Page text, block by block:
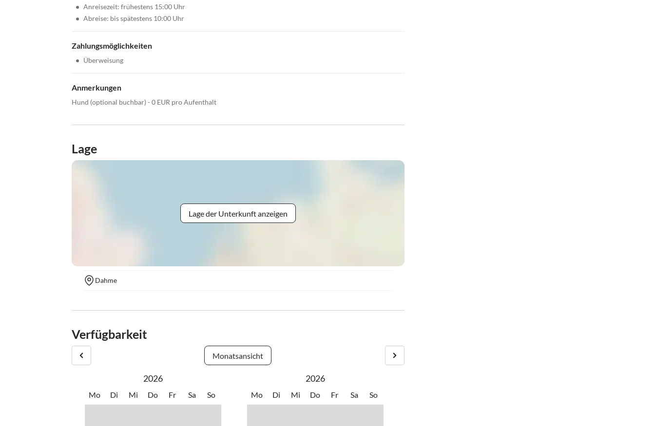
• Anreisezeit: frühestens 15:00 Uhr
• Abreise: bis spätestens 10:00 Uhr
Zahlungsmöglichkeiten
• Überweisung
Anmerkungen
Hund (optional buchbar) - 0 EUR pro Aufenthalt
Lage
Lage der Unterkunft anzeigen
Dahme
Verfügbarkeit
Monatsansicht
2026
Mo Di Mi Do Fr Sa So
2026
Mo Di Mi Do Fr Sa So